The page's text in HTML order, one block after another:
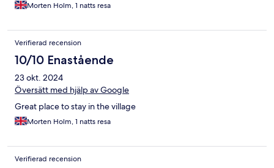
Morten Holm, 1 natts resa
Verifierad recension
10/10 Enastående
23 okt. 2024
Översätt med hjälp av Google
Great place to stay in the village
Morten Holm, 1 natts resa
Verifierad recension